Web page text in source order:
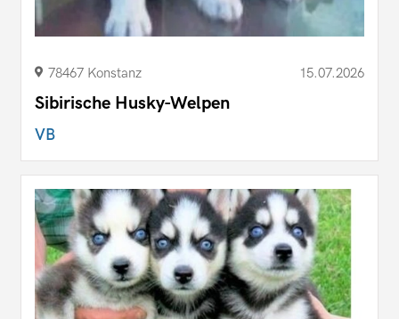
78467 Konstanz 15.07.2026
Sibirische Husky-Welpen
VB